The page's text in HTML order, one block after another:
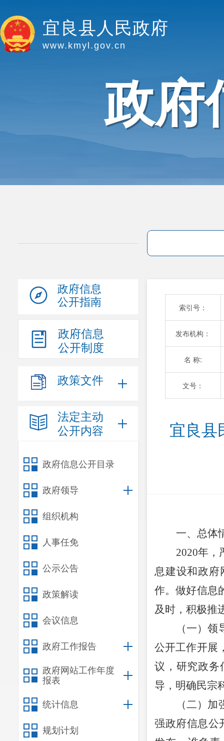
宜良县人民政府
www.kmyl.gov.cn
政府
政府信息
公开指南
政府信息
公开制度
政策文件
法定主动
公开内容
政府信息公开目录
政府领导
组织机构
人事任免
公示公告
政策解读
会议信息
政府工作报告
政府网站工作年度
报表
统计信息
规划计划
索引号：
发布机构：
名 称:
文号：
宜良县
一、总体
2020年 ，
息建设和政府
作。做好信息
及时，积极推
（一）
公开工作开展
议，研究政务
导，明确民宗
（二）
强政府信息公